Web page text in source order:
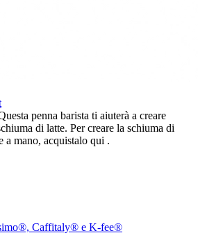
penna barista ti aiuterà a creare
di latte. Per creare la schiuma di
a mano, acquistalo qui .